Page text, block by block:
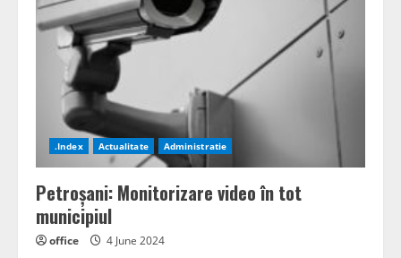
.Index Actualitate Administratie
Petroșani: Monitorizare video în tot
municipiul
office 4 June 2024